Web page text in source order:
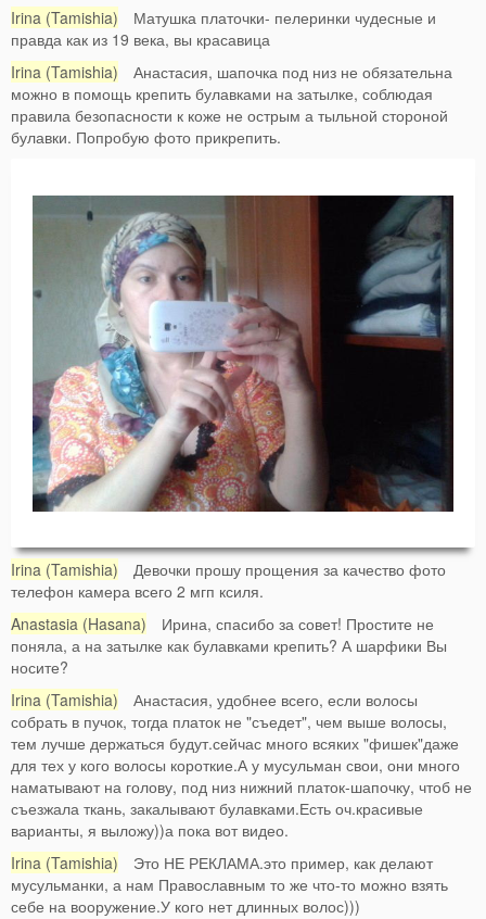
Irina (Tamishia) Матушка платочки- пелеринки чудесные и
правда как из 19 века, вы красавица
Irina (Tamishia) Анастасия, шапочка под низ не обязательна
можно в помощь крепить булавками на затылке, соблюдая
правила безопасности к коже не острым а тыльной стороной
булавки. Попробую фото прикрепить.
Irina (Tamishia) Девочки прошу прощения за качество фото
телефон камера всего 2 мгп ксиля.
Anastasia (Hasana) Ирина, спасибо за совет! Простите не
поняла, а на затылке как булавками крепить? А шарфики Вы
носите?
Irina (Tamishia) Анастасия, удобнее всего, если волосы
собрать в пучок, тогда платок не "съедет", чем выше волосы,
тем лучше держаться будут.сейчас много всяких "фишек"даже
для тех у кого волосы короткие.А у мусульман свои, они много
наматывают на голову, под низ нижний платок-шапочку, чтоб не
съезжала ткань, закалывают булавками.Есть оч.красивые
варианты, я выложу))а пока вот видео.
Irina (Tamishia) Это НЕ РЕКЛАМА.это пример, как делают
мусульманки, а нам Православным то же что-то можно взять
себе на вооружение.У кого нет длинных волос)))